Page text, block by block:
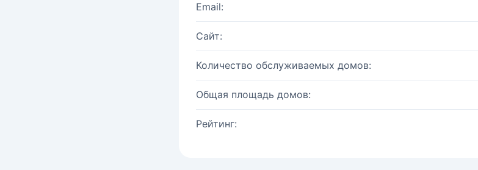
Email:
Сайт:
Количество обслуживаемых домов:
Общая площадь домов:
Рейтинг: